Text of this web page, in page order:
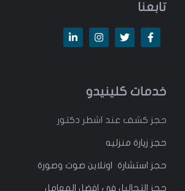
تابعنا
خدمات كلينيدو
حجز كشف عند اشطر دكتور
حجز زيارة منزليه
حجز استشارة اونلاين صوت وصورة
حجز التحاليل في افضل المعامل